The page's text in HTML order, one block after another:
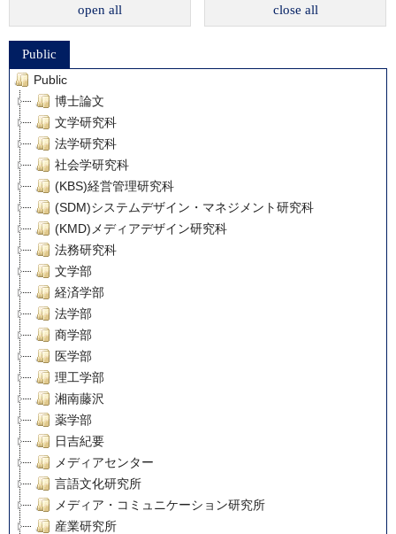
open all close all
Public
Public
博士論文
文学研究科
法学研究科
社会学研究科
(KBS)経営管理研究科
(SDM)システムデザイン・マネジメント研究科
(KMD)メディアデザイン研究科
法務研究科
文学部
経済学部
法学部
商学部
医学部
理工学部
湘南藤沢
薬学部
日吉紀要
メディアセンター
言語文化研究所
メディア・コミュニケーション研究所
産業研究所